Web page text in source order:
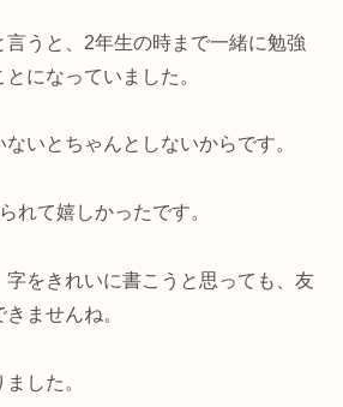
言うと、2年生の時まで一緒に勉強
になっていました。
いとちゃんとしないからです。
れて嬉しかったです。
字をきれいに書こうと思っても、友
ませんね。
した。